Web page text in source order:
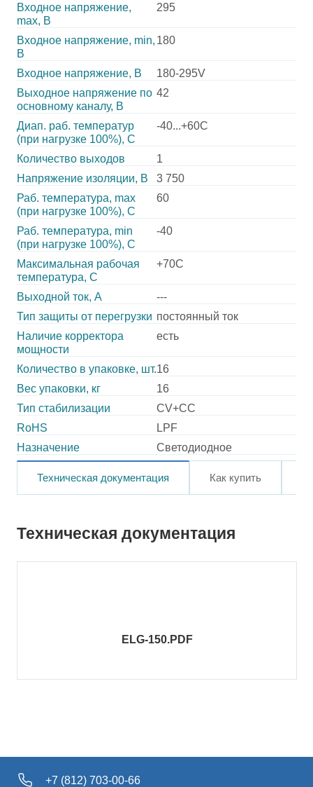
Входное напряжение,
max, В
295
Входное напряжение, min,
В
180
Входное напряжение, В
180-295V
Выходное напряжение по
основному каналу, В
42
Диап. раб. температур
(при нагрузке 100%), C
-40...+60C
Количество выходов
1
Напряжение изоляции, В
3 750
Раб. температура, max
(при нагрузке 100%), C
60
Раб. температура, min
(при нагрузке 100%), C
-40
Максимальная рабочая
температура, C
+70C
Выходной ток, А
---
Тип защиты от перегрузки постоянный ток
Наличие корректора
мощности
есть
Количество в упаковке, шт.16
Вес упаковки, кг
16
Тип стабилизации
CV+CC
RoHS
LPF
Назначение
Светодиодное
Техническая документация Как купить
Техническая документация
ELG-150.PDF
+7 (812) 703-00-66